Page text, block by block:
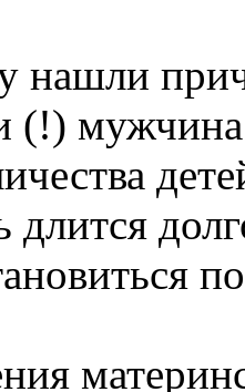
нашли
(!)
длится